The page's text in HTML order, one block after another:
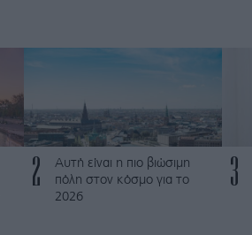
2
Αυτή είναι η πιο βιώσιμη
πόλη στον κόσμο για το
2026
3